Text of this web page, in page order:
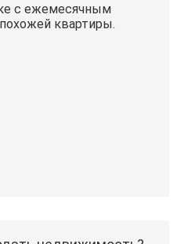
с ежемесячным
квартиры.